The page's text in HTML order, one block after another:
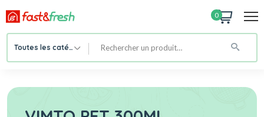
0
Toutes les catégories